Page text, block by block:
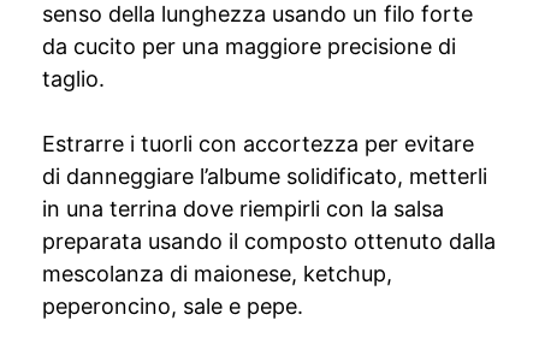
senso della lunghezza usando un filo forte
da cucito per una maggiore precisione di
taglio.
Estrarre i tuorli con accortezza per evitare
di danneggiare l’albume solidificato, metterli
in una terrina dove riempirli con la salsa
preparata usando il composto ottenuto dalla
mescolanza di maionese, ketchup,
peperoncino, sale e pepe.